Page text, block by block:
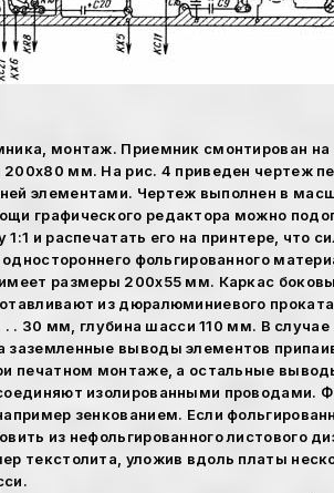
монтаж. Приемник смонтирован
мм. На рис. 4 приведен чертеж
элементами. Чертеж выполнен в
графического редактора можно
и распечатать его на принтере, что
фольгированного
размеры 200х55 мм. Каркас
из дюралюминиевого
. 30 мм, глубина шасси 110 мм. В случае
заземленные выводы элементов
печатном монтаже, а остальные
изолированными проводами.
зенкованием. Если
из нефольгированного листового
текстолита, уложив вдоль платы